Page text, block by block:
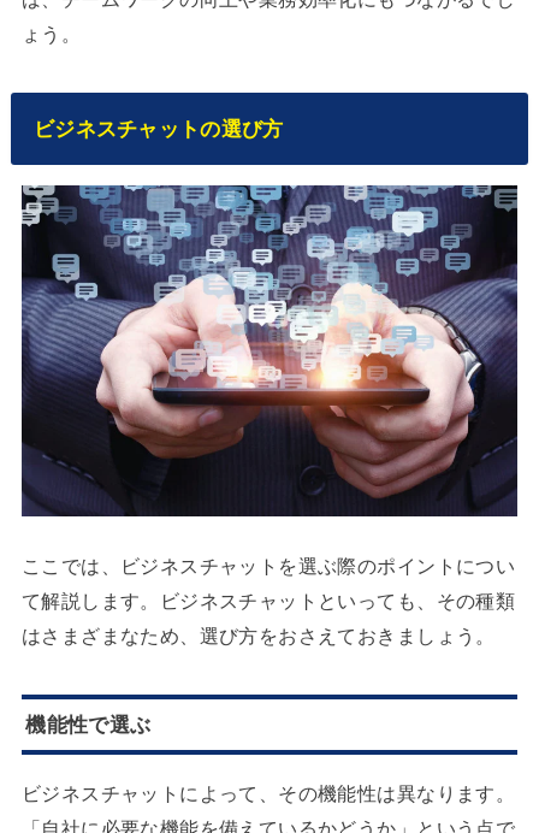
ょう。
ビジネスチャットの選び方
ここでは、ビジネスチャットを選ぶ際のポイントについ
て解説します。ビジネスチャットといっても、その種類
はさまざまなため、選び方をおさえておきましょう。
機能性で選ぶ
ビジネスチャットによって、その機能性は異なります。
「自社に必要な機能を備えているかどうか」という点で